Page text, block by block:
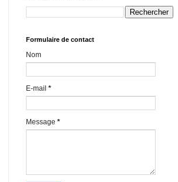
Formulaire de contact
Nom
E-mail *
Message *